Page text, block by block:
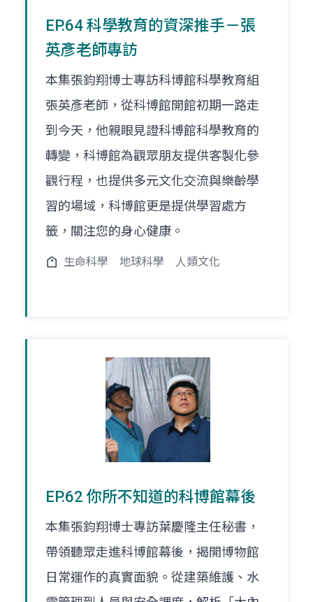
EP.64 科學教育的資深推手－張
英彥老師專訪
本集張鈞翔博士專訪科博館科學教育組
張英彥老師，從科博館開館初期一路走
到今天，他親眼見證科博館科學教育的
轉變，科博館為觀眾朋友提供客製化參
觀行程，也提供多元文化交流與樂齡學
習的場域，科博館更是提供學習處方
籤，關注您的身心健康。
生命科學 地球科學 人類文化
EP.62 你所不知道的科博館幕後
本集張鈞翔博士專訪葉慶隆主任秘書，
帶領聽眾走進科博館幕後，揭開博物館
日常運作的真實面貌。從建築維護、水